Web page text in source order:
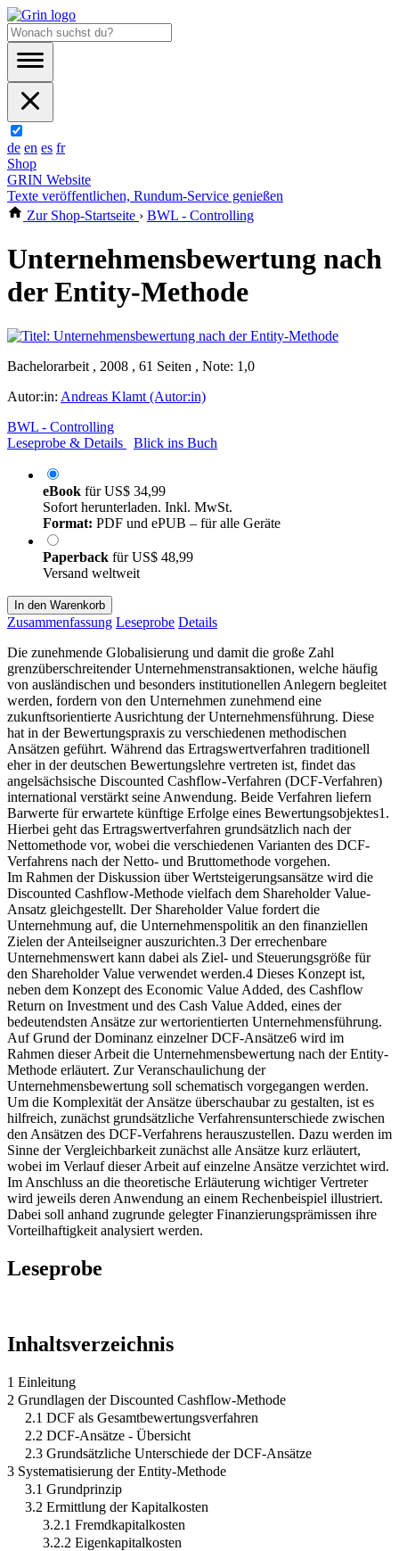
de en es fr
Shop
GRIN Website
Texte veröffentlichen, Rundum-Service genießen
Zur Shop-Startseite › BWL - Controlling
Unternehmensbewertung nach
der Entity-Methode
Bachelorarbeit , 2008 , 61 Seiten , Note: 1,0
Autor:in: Andreas Klamt (Autor:in)
BWL - Controlling
Leseprobe & Details
Blick ins Buch
eBook fürUS$ 34,99
Sofort herunterladen. Inkl. MwSt.
Format: PDF und ePUB – für alle Geräte
Paperback fürUS$ 48,99
Versand weltweit
In den Warenkorb
Zusammenfassung Leseprobe Details
Die zunehmende Globalisierung und damit die große Zahl
grenzüberschreitender Unternehmenstransaktionen, welche häufig
von ausländischen und besonders institutionellen Anlegern begleitet
werden, fordern von den Unternehmen zunehmend eine
zukunftsorientierte Ausrichtung der Unternehmensführung. Diese
hat in der Bewertungspraxis zu verschiedenen methodischen
Ansätzen geführt. Während das Ertragswertverfahren traditionell
eher in der deutschen Bewertungslehre vertreten ist, findet das
angelsächsische Discounted Cashflow-Verfahren (DCF-Verfahren)
international verstärkt seine Anwendung. Beide Verfahren liefern
Barwerte für erwartete künftige Erfolge eines Bewertungsobjektes1.
Hierbei geht das Ertragswertverfahren grundsätzlich nach der
Nettomethode vor, wobei die verschiedenen Varianten des DCF-
Verfahrens nach der Netto- und Bruttomethode vorgehen.
Im Rahmen der Diskussion über Wertsteigerungsansätze wird die
Discounted Cashflow-Methode vielfach dem Shareholder Value-
Ansatz gleichgestellt. Der Shareholder Value fordert die
Unternehmung auf, die Unternehmenspolitik an den finanziellen
Zielen der Anteilseigner auszurichten.3 Der errechenbare
Unternehmenswert kann dabei als Ziel- und Steuerungsgröße für
den Shareholder Value verwendet werden.4 Dieses Konzept ist,
neben dem Konzept des Economic Value Added, des Cashflow
Return on Investment und des Cash Value Added, eines der
bedeutendsten Ansätze zur wertorientierten Unternehmensführung.
Auf Grund der Dominanz einzelner DCF-Ansätze6 wird im
Rahmen dieser Arbeit die Unternehmensbewertung nach der Entity-
Methode erläutert. Zur Veranschaulichung der
Unternehmensbewertung soll schematisch vorgegangen werden.
Um die Komplexität der Ansätze überschaubar zu gestalten, ist es
hilfreich, zunächst grundsätzliche Verfahrensunterschiede zwischen
den Ansätzen des DCF-Verfahrens herauszustellen. Dazu werden im
Sinne der Vergleichbarkeit zunächst alle Ansätze kurz erläutert,
wobei im Verlauf dieser Arbeit auf einzelne Ansätze verzichtet wird.
Im Anschluss an die theoretische Erläuterung wichtiger Vertreter
wird jeweils deren Anwendung an einem Rechenbeispiel illustriert.
Dabei soll anhand zugrunde gelegter Finanzierungsprämissen ihre
Vorteilhaftigkeit analysiert werden.
Leseprobe
Inhaltsverzeichnis
1 Einleitung
2 Grundlagen der Discounted Cashflow-Methode
2.1 DCF als Gesamtbewertungsverfahren
2.2 DCF-Ansätze - Übersicht
2.3 Grundsätzliche Unterschiede der DCF-Ansätze
3 Systematisierung der Entity-Methode
3.1 Grundprinzip
3.2 Ermittlung der Kapitalkosten
3.2.1 Fremdkapitalkosten
3.2.2 Eigenkapitalkosten